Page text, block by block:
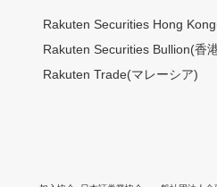
Rakuten Securities Hong
Rakuten Securities Bullion(香
Rakuten Trade(マレーシア)